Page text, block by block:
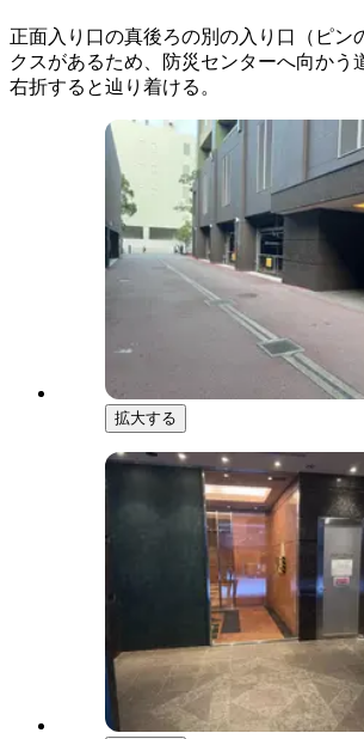
正面入り口の真後ろの別の入り口（ピン
クスがあるため、防災センターへ向かう
右折すると辿り着ける。
拡大する